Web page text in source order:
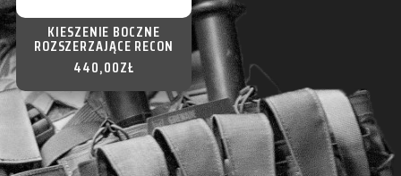
KIESZENIE BOCZNE
ROZSZERZAJĄCE RECON
440,00ZŁ